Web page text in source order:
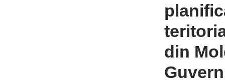
din
Guvern